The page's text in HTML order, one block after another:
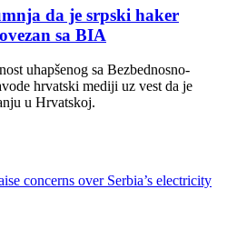
da je srpski haker
sa BIA
uhapšenog sa Bezbednosno-
hrvatski mediji uz vest da je
u Hrvatskoj.